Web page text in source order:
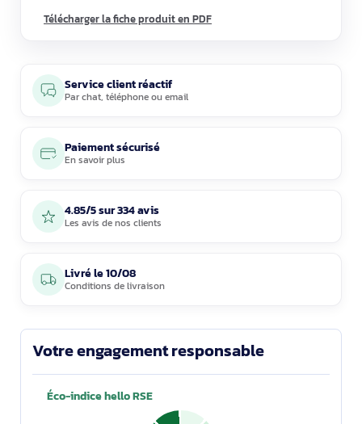
Télécharger la fiche produit en PDF
Service client réactif
Parchat, téléphoneouemail
Paiement sécurisé
En savoir plus
4.85/5 sur 334 avis
Les avis de nos clients
Livré le10/08
Conditions de livraison
Votre engagement responsable
Éco-indice hello RSE